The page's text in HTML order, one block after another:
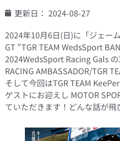
更新日： 2024-08-27
2024年10月6日(日)に「ジェー
GT “TGR TEAM WedsSport
2024WedsSport Racing Gals
RACING AMBASSADOR/TGR
そして今回はTGR TEAM
ゲストにお迎えし MOTOR
ていただきます！どんな話が飛